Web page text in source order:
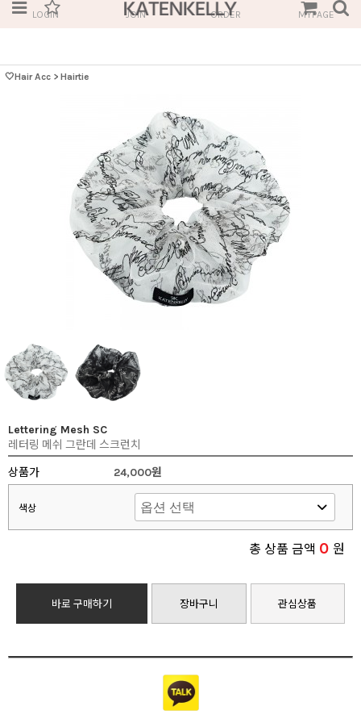
LOGIN JOIN ORDER MYPAGE
🤍Hair Acc > Hairtie
Lettering Mesh SC
레터링 메쉬 그란데 스크런치
상품가
24,000원
색상
총 상품 금액 0 원
바로 구매하기 장바구니 관심상품